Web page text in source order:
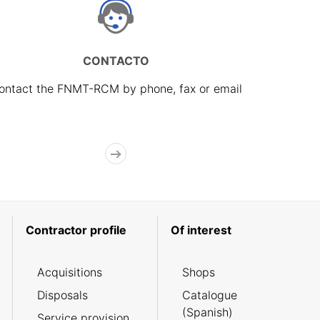
CONTACTO
the FNMT-RCM by phone, fax or email
Contractor profile
Acquisitions
Disposals
Of interest
Shops
Catalogue
(Spanish)